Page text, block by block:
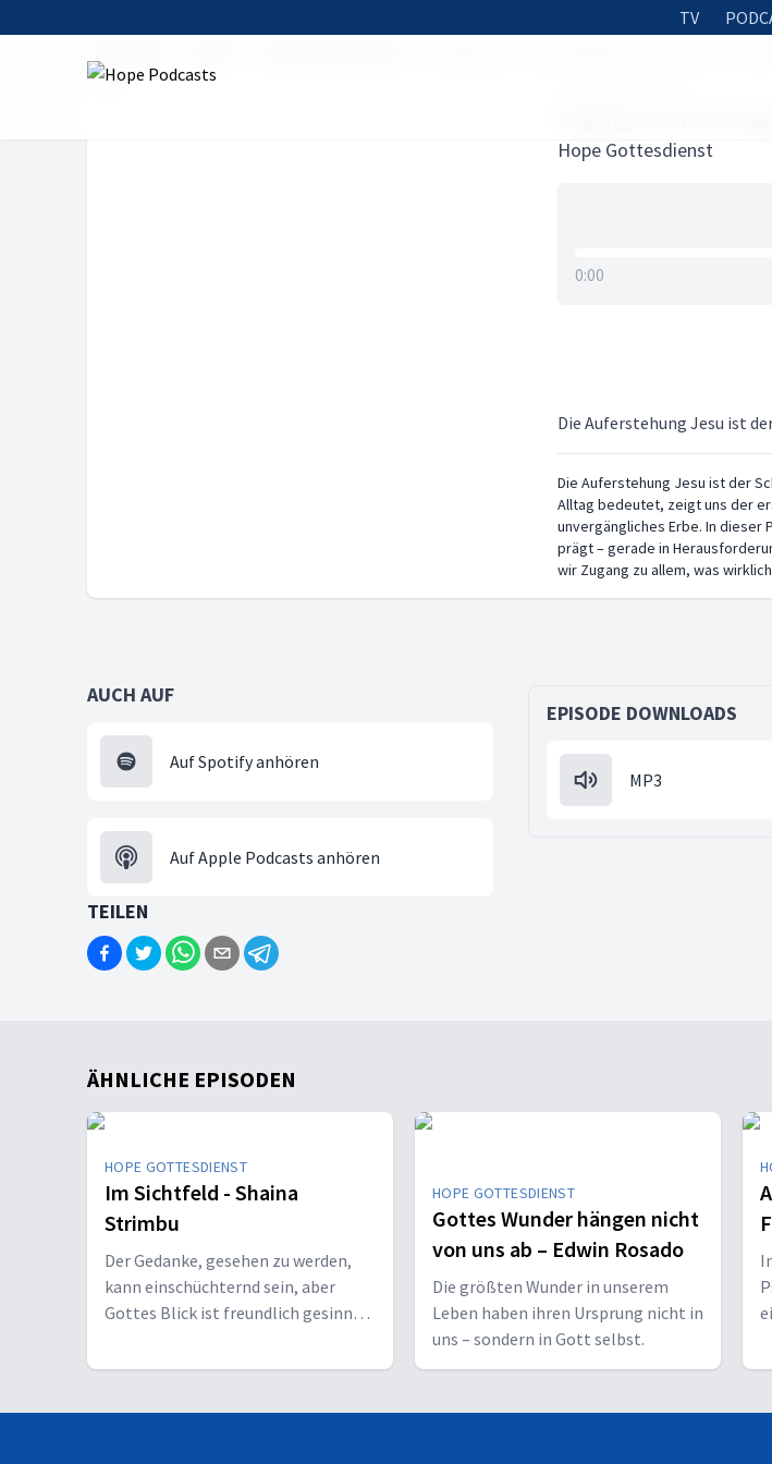
TV
Hope Gottesdienst
0:00
Die Auferstehung Jesu ist
Die Auferstehung Jesu ist der
Alltag bedeutet, zeigt uns der
unvergängliches Erbe. In dieser
prägt – gerade in
wir Zugang zu allem, was
AUCH AUF
Auf Spotify anhören
Auf Apple Podcasts anhören
EPISODE DOWNLOADS
MP3
TEILEN
ÄHNLICHE EPISODEN
HOPE GOTTESDIENST
Im Sichtfeld - Shaina
Strimbu
Der Gedanke, gesehen zu werden,
kann einschüchternd sein, aber
Gottes Blick ist freundlich gesinnt.
Spitznamen erfunden.
HOPE GOTTESDIENST
Gottes Wunder hängen nicht
von uns ab – Edwin Rosado
Die größten Wunder in unserem
Leben haben ihren Ursprung nicht in
uns – sondern in Gott selbst.